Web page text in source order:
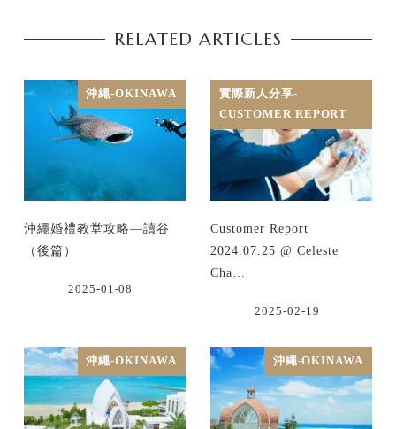
RELATED ARTICLES
沖繩-OKINAWA
沖繩婚禮教堂攻略—讀谷
（後篇）
2025-01-08
實際新人分享-
CUSTOMER REPORT
Customer Report
2024.07.25 @ Celeste
Cha…
2025-02-19
沖繩-OKINAWA 沖繩-OKINAWA